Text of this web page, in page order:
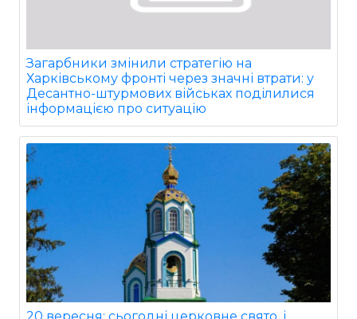
Загарбники змінили стратегію на
Харківському фронті через значні втрати: у
Десантно-штурмових військах поділилися
інформацією про ситуацію